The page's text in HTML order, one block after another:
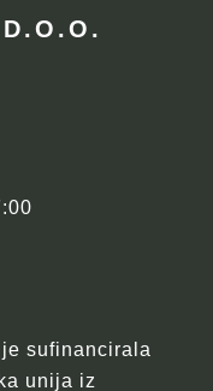
sufinancirala
unija iz